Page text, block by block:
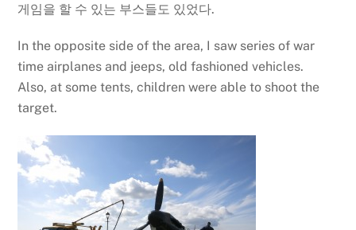
게임을 할 수 있는 부스들도 있었다.
In the opposite side of the area, I saw series of war
time airplanes and jeeps, old fashioned vehicles.
Also, at some tents, children were able to shoot the
target.